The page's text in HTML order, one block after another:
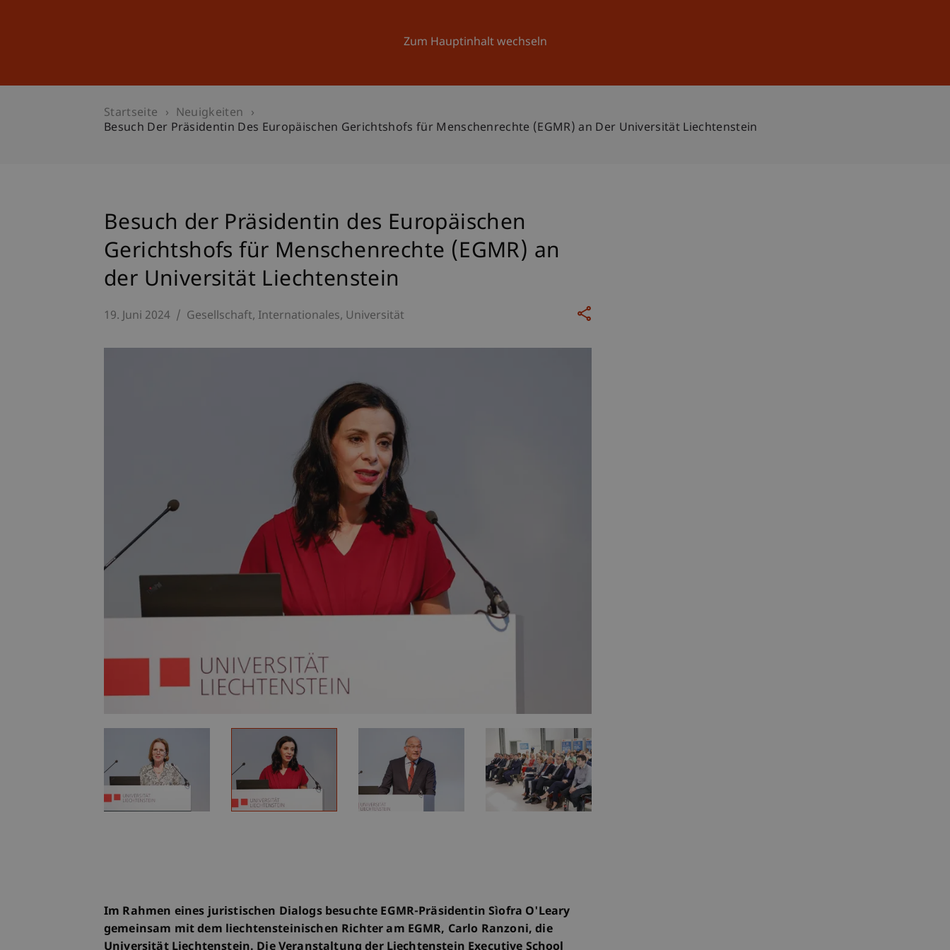
Zum Hauptinhalt wechseln
Universität Aktuelles
Startseite
Neuigkeiten
Besuch Der Präsidentin Des Europäischen Gerichtshofs für Menschenrechte (EGMR) an Der Universität Liechtenstein
Besuch der Präsidentin des Europäischen
Gerichtshofs für Menschenrechte (EGMR) an
der Universität Liechtenstein
19. Juni 2024 Gesellschaft Internationales Universität
Im Rahmen eines juristischen Dialogs besuchte EGMR-Präsidentin Sìofra O'Leary
gemeinsam mit dem liechtensteinischen Richter am EGMR, Carlo Ranzoni, die